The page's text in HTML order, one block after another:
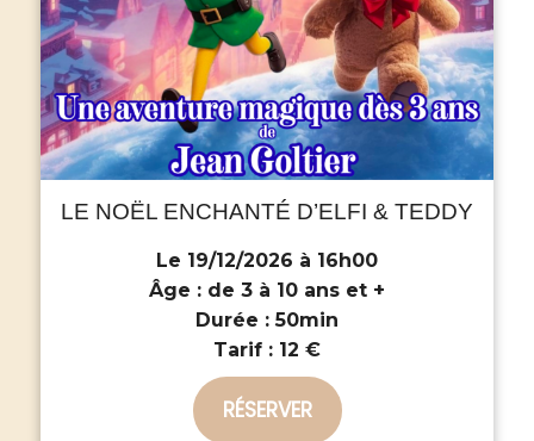
LE NOËL ENCHANTÉ D’ELFI & TEDDY
Le 19/12/2026 à 16h00
Âge : de 3 à 10 ans et +
Durée : 50min
Tarif : 12 €
RÉSERVER